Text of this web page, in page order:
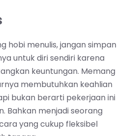
hobi menulis, jangan simpan
untuk diri sendiri karena
keuntungan. Memang
membutuhkan keahlian
bukan berarti pekerjaan ini
Bahkan menjadi seorang
yang cukup fleksibel